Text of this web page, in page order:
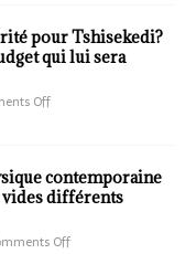
pour Tshisekedi?
qui lui sera
Off
contemporaine
vides différents
Off